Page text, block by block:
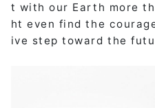
t with our Earth more
ht even find the
ive step toward the